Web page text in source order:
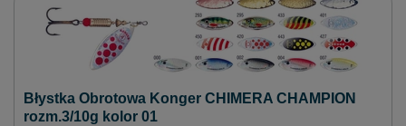
Błystka Obrotowa Konger CHIMERA CHAMPION
rozm.3/10g kolor 01